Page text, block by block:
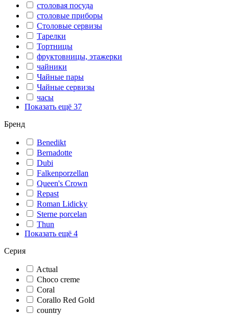
столовая посуда
столовые приборы
Столовые сервизы
Тарелки
Тортницы
фруктовницы, этажерки
чайники
Чайные пары
Чайные сервизы
часы
Показать ещё 37
Бренд
Benedikt
Bernadotte
Dubi
Falkenporzellan
Queen's Crown
Repast
Roman Lidicky
Sterne porcelan
Thun
Показать ещё 4
Серия
Actual
Choco creme
Coral
Corallo Red Gold
country